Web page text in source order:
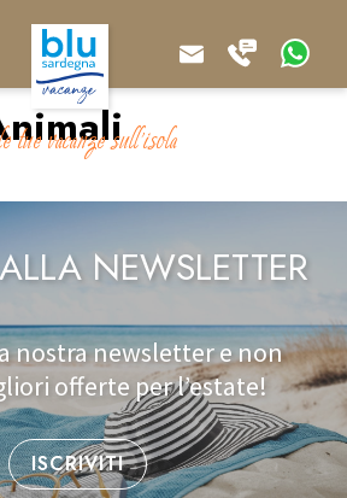
tue vacanze sull'isola
NEWSLETTER
nostra newsletter e non
offerte per l’estate!
ISCRIVITI